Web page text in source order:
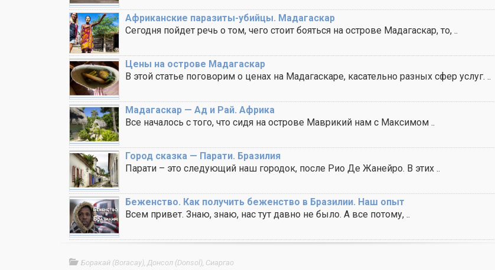
Африканские паразиты-убийцы. Мадагаскар
Сегодня пойдет речь о том, чего стоит бояться на острове Мадагаскар, то, ..
Цены на острове Мадагаскар
В этой статье поговорим о ценах на Мадагаскаре, касательно разных сфер услуг. ..
Мадагаскар — Ад и Рай. Африка
Все началось с того, что сидя на острове Маврикий нам с Максимом ..
Город сказка — Парати. Бразилия
Парати – это следующий наш городок, после Рио Де Жанейро. В этих ..
Беженство. Как получить беженство в Бразилии. Наш опыт
Всем привет. Знаю, знаю, нас тут давно не было. А все потому, ..
Боракай (Boracay) Донсол (Donsol) Сиаргао